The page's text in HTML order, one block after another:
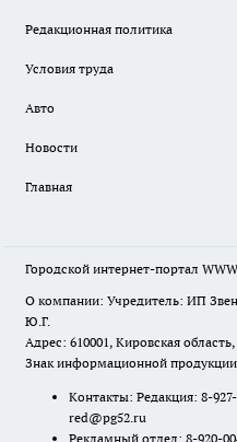
Редакционная политика
Условия труда
Авто
Новости
Главная
Городской интернет-портал
О компании: Учредитель: ИП
Ю.Г.
Адрес: 610001, Кировская
Знак информационной
Контакты: Редакция: 8-
red@pg52.ru
Рекламный отдел: 8-920-